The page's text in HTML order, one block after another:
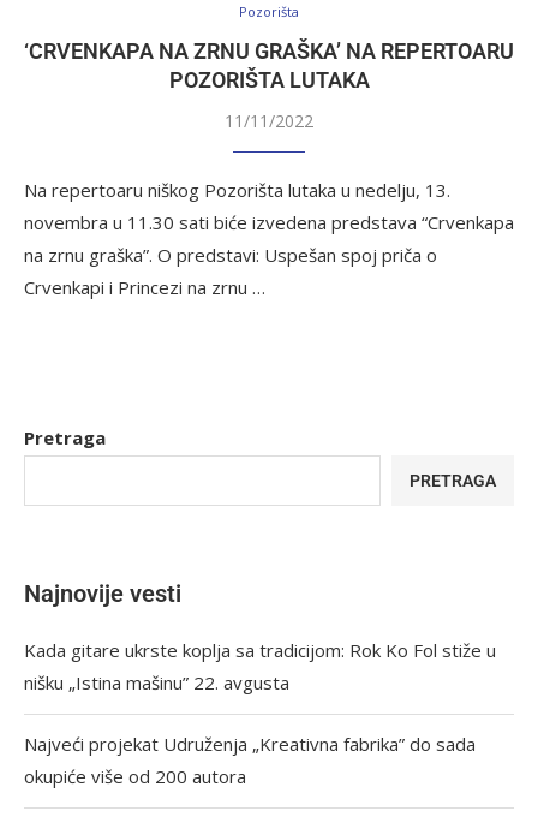
Pozorišta
‘CRVENKAPA NA ZRNU GRAŠKA’ NA REPERTOARU
POZORIŠTA LUTAKA
11/11/2022
Na repertoaru niškog Pozorišta lutaka u nedelju, 13.
novembra u 11.30 sati biće izvedena predstava “Crvenkapa
na zrnu graška”. O predstavi: Uspešan spoj priča o
Crvenkapi i Princezi na zrnu …
Pretraga
PRETRAGA
Najnovije vesti
Kada gitare ukrste koplja sa tradicijom: Rok Ko Fol stiže u
nišku „Istina mašinu” 22. avgusta
Najveći projekat Udruženja „Kreativna fabrika” do sada
okupiće više od 200 autora